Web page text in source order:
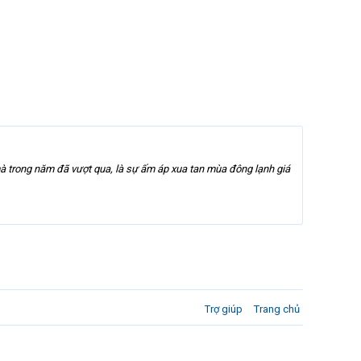
năm đã vượt qua, là sự ấm áp xua tan mùa đông lạnh giá
Trợ giúp Trang chủ